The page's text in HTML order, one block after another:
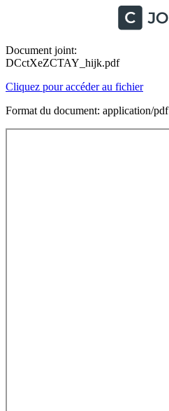
Document joint:
DCctXeZCTAY_hijk.pdf
Cliquez pour accéder au fichier
Format du document: application/pdf